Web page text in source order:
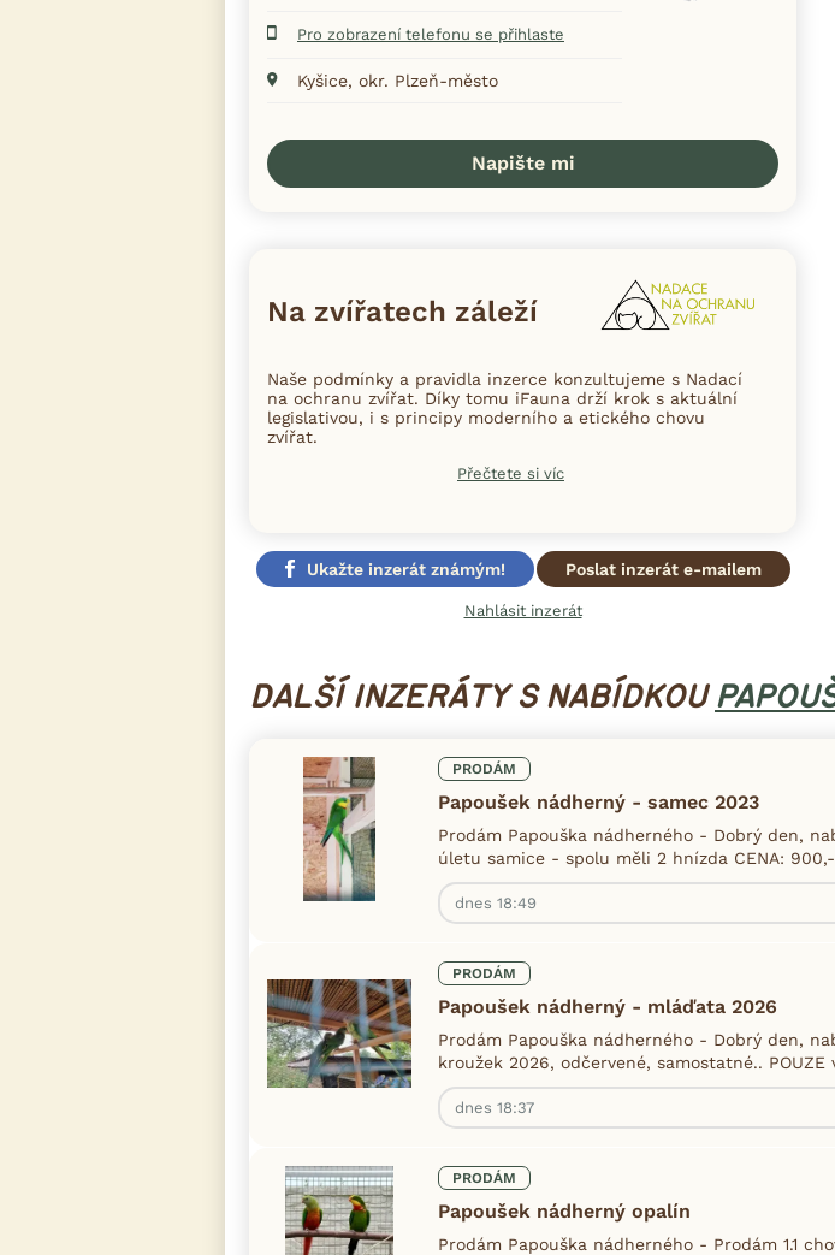
Pro zobrazení telefonu se přihlaste
Kyšice, okr. Plzeň-město
Napište mi
Na zvířatech záleží
Naše podmínky a pravidla inzerce konzultujeme s Nadací
na ochranu zvířat. Díky tomu iFauna drží krok s aktuální
legislativou, i s principy moderního a etického chovu
zvířat.
Přečtete si víc
Ukažte inzerát známým! Poslat inzerát e-mailem
Nahlásit inzerát
DALŠÍ INZERÁTY S NABÍDKOU
PRODÁM
Papoušek nádherný - samec 2023
Prodám Papouška nádherného - Dobrý den,
úletu samice - spolu měli 2 hnízda CENA: 900,-
dnes 18:49
PRODÁM
Papoušek nádherný - mláďata 2026
Prodám Papouška nádherného - Dobrý den,
kroužek 2026, odčervené, samostatné.. POUZE
dnes 18:37
PRODÁM
Papoušek nádherný opalín
Prodám Papouška nádherného - Prodám 1.1